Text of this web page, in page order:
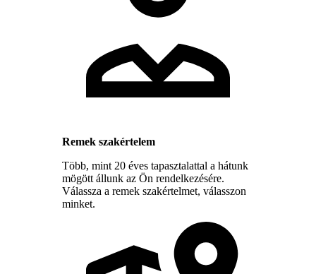
Remek szakértelem
Több, mint 20 éves tapasztalattal a hátunk
mögött állunk az Ön rendelkezésére.
Válassza a remek szakértelmet, válasszon
minket.